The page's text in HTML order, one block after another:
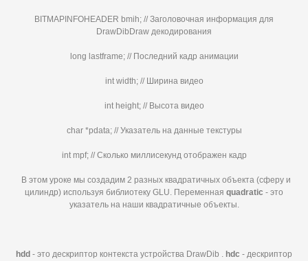
BITMAPINFOHEADER bmih; // Заголовочная информация для
DrawDibDraw декодирования
long lastframe; // Последний кадр анимации
int width; // Ширина видео
int height; // Высота видео
char *pdata; // Указатель на данные текстуры
int mpf; // Сколько миллисекунд отображен кадр
В этом уроке мы создадим 2 разных квадратичных объекта (сферу и
цилиндр) используя библиотеку GLU. Переменная quadratic - это
указатель на наши квадратичные объекты.
hdd - это дескриптор контекста устройства DrawDib . hdc - дескриптор